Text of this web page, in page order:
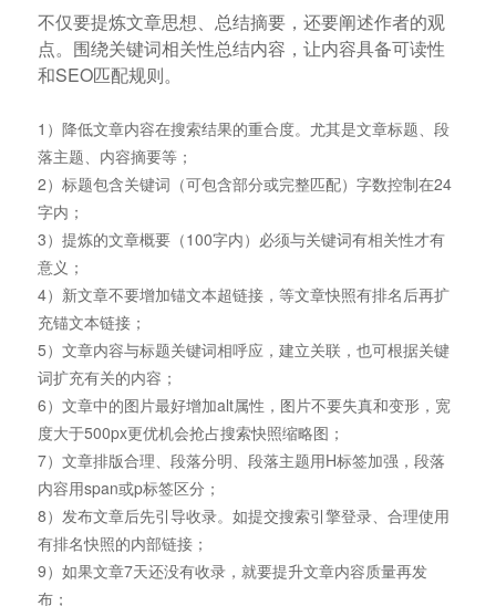
不仅要提炼文章思想、总结摘要，还要阐述作者的观
点。围绕关键词相关性总结内容，让内容具备可读性
和SEO匹配规则。
1）降低文章内容在搜索结果的重合度。尤其是文章标题、段
落主题、内容摘要等；
2）标题包含关键词（可包含部分或完整匹配）字数控制在24
字内；
3）提炼的文章概要（100字内）必须与关键词有相关性才有
意义；
4）新文章不要增加锚文本超链接，等文章快照有排名后再扩
充锚文本链接；
5）文章内容与标题关键词相呼应，建立关联，也可根据关键
词扩充有关的内容；
6）文章中的图片最好增加alt属性，图片不要失真和变形，宽
度大于500px更优机会抢占搜索快照缩略图；
7）文章排版合理、段落分明、段落主题用H标签加强，段落
内容用span或p标签区分；
8）发布文章后先引导收录。如提交搜索引擎登录、合理使用
有排名快照的内部链接；
9）如果文章7天还没有收录，就要提升文章内容质量再发
布；